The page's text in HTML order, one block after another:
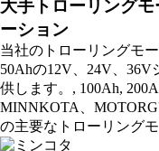
大手トローリング
ーション
当社のトローリングモ
50Ahの12V、24V、
供します。 , 100Ah,
MINNKOTA、
の主要なトローリング